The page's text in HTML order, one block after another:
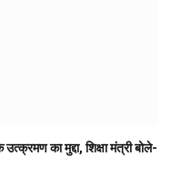
का मुद्दा, शिक्षा मंत्री बोले-